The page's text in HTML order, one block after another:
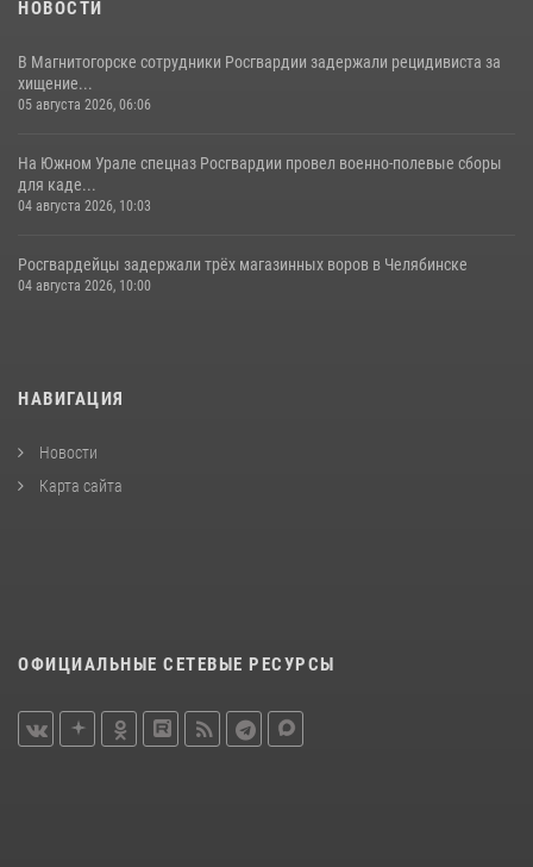
НОВОСТИ
В Магнитогорске сотрудники Росгвардии задержали рецидивиста за
хищение...
05 августа 2026, 06:06
На Южном Урале спецназ Росгвардии провел военно-полевые сборы
для каде...
04 августа 2026, 10:03
Росгвардейцы задержали трёх магазинных воров в Челябинске
04 августа 2026, 10:00
НАВИГАЦИЯ
Новости
Карта сайта
ОФИЦИАЛЬНЫЕ СЕТЕВЫЕ РЕСУРСЫ